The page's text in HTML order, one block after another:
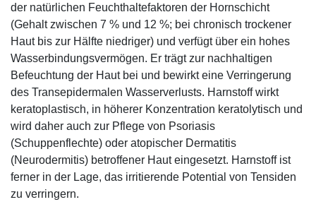
der natürlichen Feuchthaltefaktoren der Hornschicht
(Gehalt zwischen 7 % und 12 %; bei chronisch trockener
Haut bis zur Hälfte niedriger) und verfügt über ein hohes
Wasserbindungsvermögen. Er trägt zur nachhaltigen
Befeuchtung der Haut bei und bewirkt eine Verringerung
des Transepidermalen Wasserverlusts. Harnstoff wirkt
keratoplastisch, in höherer Konzentration keratolytisch und
wird daher auch zur Pflege von Psoriasis
(Schuppenflechte) oder atopischer Dermatitis
(Neurodermitis) betroffener Haut eingesetzt. Harnstoff ist
ferner in der Lage, das irritierende Potential von Tensiden
zu verringern.